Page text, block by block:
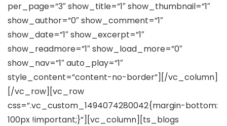
per_page=”3″ show_title=”1″ show_thumbnail=”1″
show_author=”0″ show_comment=”1″
show_date=”1″ show_excerpt=”1″
show_readmore=”1″ show_load_more=”0″
show_nav=”1″ auto_play=”1″
style_content=”content-no-border”][/vc_column]
[/vc_row][vc_row
css=”.vc_custom_1494074280042{margin-bottom:
100px !important;}”][vc_column][ts_blogs